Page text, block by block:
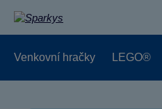
Venkovní hračky LEGO®